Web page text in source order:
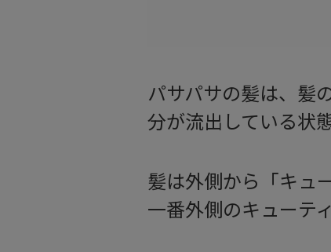
パサパサの髪は、髪
分が流出している状態
髪は外側から「キュ
一番外側のキューテ